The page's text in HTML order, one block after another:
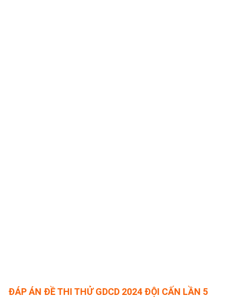
ĐÁP ÁN ĐỀ THI THỬ GDCD 2024 ĐỘI CẤN LẦN 5